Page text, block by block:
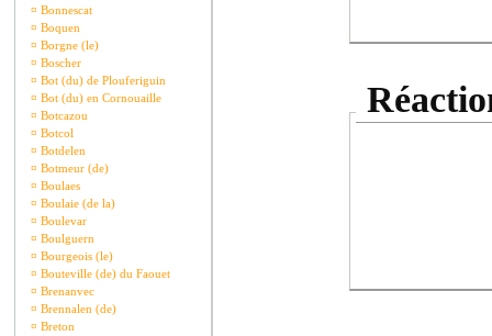
¤ Bonnescat
¤ Boquen
¤ Borgne (le)
¤ Boscher
¤ Bot (du) de Plouferiguin
¤ Bot (du) en Cornouaille
¤ Botcazou
¤ Botcol
¤ Botdelen
¤ Botmeur (de)
¤ Boulaes
¤ Boulaie (de la)
¤ Boulevar
¤ Boulguern
¤ Bourgeois (le)
¤ Bouteville (de) du Faouet
¤ Brenanvec
¤ Brennalen (de)
¤ Breton